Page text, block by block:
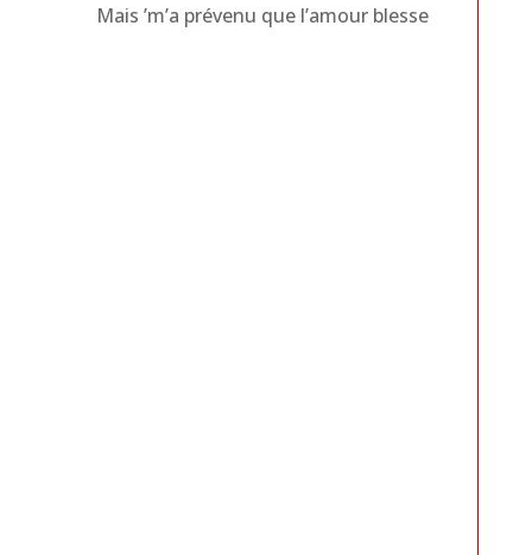
Mais ’m’a prévenu que l’amour blesse